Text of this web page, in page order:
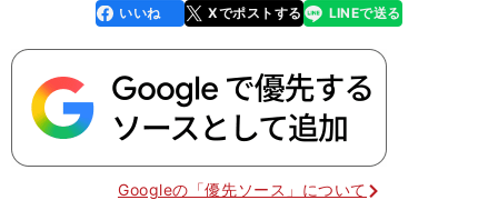
faceboo
k
いいね Xでポストする
line LINEで送る
Googleの「優先ソース」について